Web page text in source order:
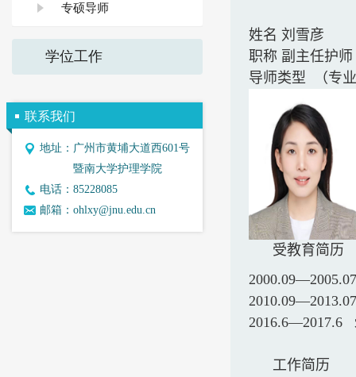
专硕导师
学位工作
联系我们
地址： 广州市黄埔大道西601号
暨南大学护理学院
电话： 85228085
邮箱： ohlxy@jnu.edu.cn
姓名 刘
职称 副主任护师
导师类型 （专
受教育简历
2016.6—2017.6
工作简历